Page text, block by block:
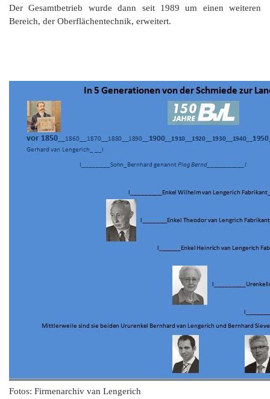
Der Gesamtbetrieb wurde dann seit 1989 um einen weiteren
Bereich, der Oberflächentechnik, erweitert.
Fotos: Firmenarchiv van Lengerich